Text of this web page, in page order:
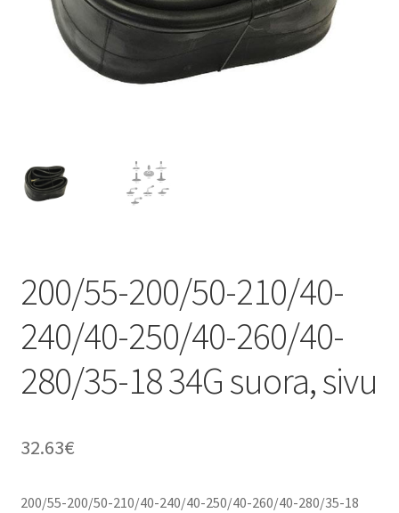
200/55-200/50-210/40-
240/40-250/40-260/40-
280/35-18 34G suora, sivu
32.63€
200/55-200/50-210/40-240/40-250/40-260/40-280/35-18